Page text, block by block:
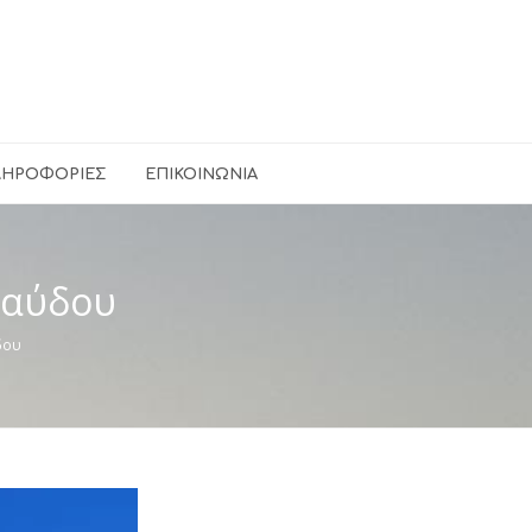
ΕΠΙΚΟΙΝΩΝΊΑ